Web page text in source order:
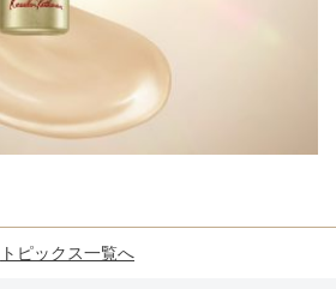
トピックス一覧へ